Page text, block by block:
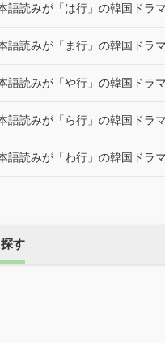
語読みが「は行」の韓国ドラ
語読みが「ま行」の韓国ドラ
語読みが「や行」の韓国ドラ
語読みが「ら行」の韓国ドラ
語読みが「わ行」の韓国ドラ
す